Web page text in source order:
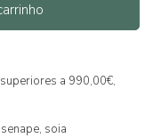
a 990,00€,
senape, soia